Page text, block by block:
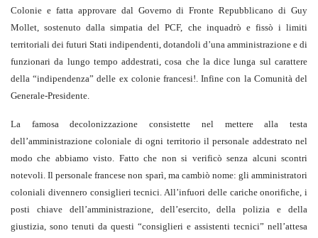
Colonie e fatta approvare dal Governo di Fronte Repubblicano di Guy
Mollet, sostenuto dalla simpatia del PCF, che inquadrò e fissò i limiti
territoriali dei futuri Stati indipendenti, dotandoli d’una amministrazione e di
funzionari da lungo tempo addestrati, cosa che la dice lunga sul carattere
della “indipendenza” delle ex colonie francesi!. Infine con la Comunità del
Generale-Presidente.
La famosa decolonizzazione consistette nel mettere alla testa
dell’amministrazione coloniale di ogni territorio il personale addestrato nel
modo che abbiamo visto. Fatto che non si verificò senza alcuni scontri
notevoli. Il personale francese non sparì, ma cambiò nome: gli amministratori
coloniali divennero consiglieri tecnici. All’infuori delle cariche onorifiche, i
posti chiave dell’amministrazione, dell’esercito, della polizia e della
giustizia, sono tenuti da questi “consiglieri e assistenti tecnici” nell’attesa